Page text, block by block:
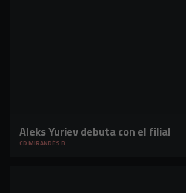
Aleks Yuriev debuta con el filial
CD MIRANDÉS B